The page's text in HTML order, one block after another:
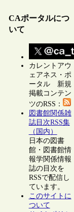
CAポータルにつ
いて
カレントアウ
ェアネス・ポ
ータル 新規
掲載コンテン
ツのRSS：
図書館関係雑
誌目次RSS集
（国内）
日本の図書
館・図書館情
報学関係情報
誌の目次を
RSSで配信し
ています。
このサイトに
ついて